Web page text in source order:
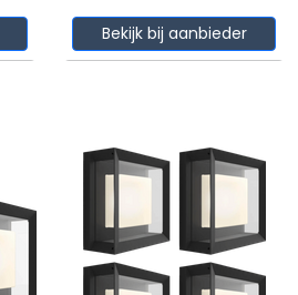
Bekijk bij aanbieder